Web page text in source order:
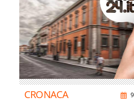
CRONACA